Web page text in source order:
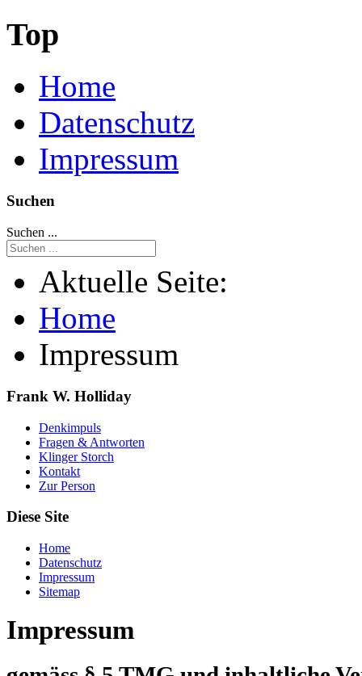
Top
Home
Datenschutz
Impressum
Suchen
Suchen ...
Aktuelle Seite:
Home
Impressum
Frank W. Holliday
Denkimpuls
Fragen & Antworten
Klinger Storch
Kontakt
Zur Person
Diese Site
Home
Datenschutz
Impressum
Sitemap
Impressum